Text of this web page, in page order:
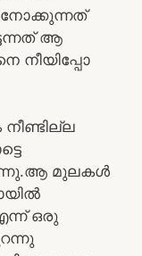
നോക്കുന്നത്
ആ
നീയിപ്പോ
മുലകൾ
ഒരു